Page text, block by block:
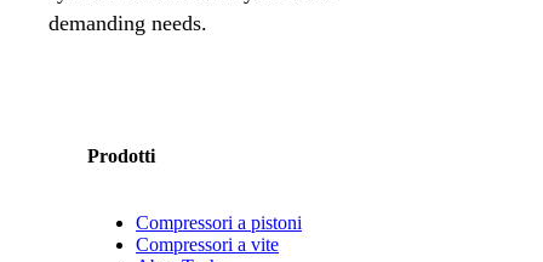
demanding needs.
Prodotti
Compressori a pistoni
Compressori a vite